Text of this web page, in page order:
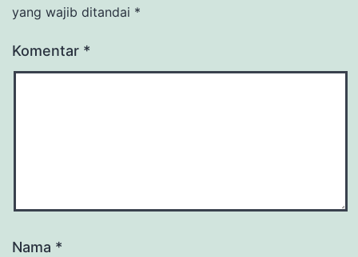
yang wajib ditandai *
Komentar *
Nama *